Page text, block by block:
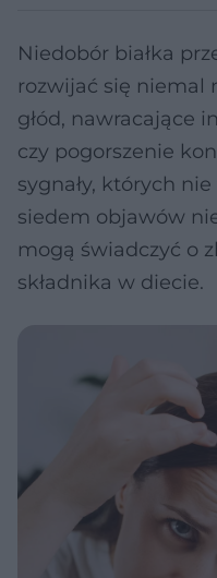
Niedobór białka
rozwijać się niemal
głód, nawracające
czy pogorszenie
sygnały, których
siedem objawów
mogą świadczyć o
składnika w diecie.